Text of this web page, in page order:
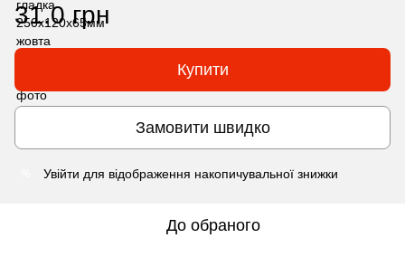
31.0 грн
Купити
Замовити швидко
Увійти для відображення накопичувальної знижки
До обраного